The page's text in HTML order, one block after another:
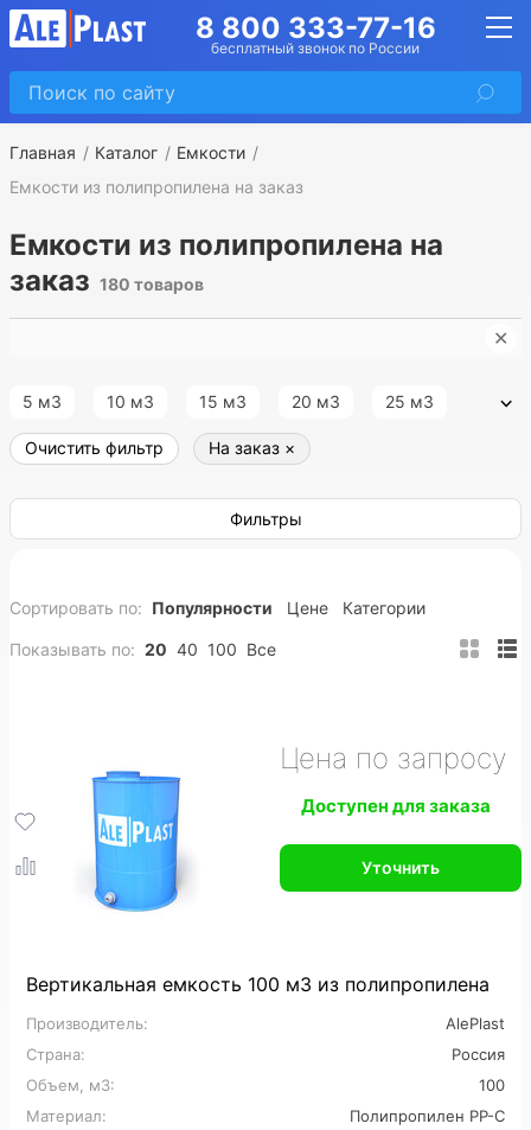
8 800 333-77-16
бесплатный звонок по России
Главная Каталог
Емкости
Емкости из полипропилена на заказ
Емкости из полипропилена на
заказ 180 товаров
✕
5 м3 10 м3 15 м3 20 м3 25 м3
30 м3 35 м3 40 м3 45 м3
55 м3 60 м3 65 м3 70 м3 75 м3
200 м3 Полипропиленовые ПНД
Вертикальные Горизонтальные
Цилиндрические Конусные Утепленные
На заказ Промышленные
Для горячей воды Для питьевой воды
Для химии Для спирта
Пищевые Большие
Для сточных вод
Очистить фильтр На заказ ×
Фильтры
Сортировать по: Популярности Цене Категории
Показывать по: 20 40 100 Все
Вертикальная емкость 100 м3 из полипропилена
Производитель:
AlePlast
Страна:
Россия
Объем, м3:
100
Материал:
Полипропилен PP-C
Цена по запросу
Доступен для заказа
Уточнить